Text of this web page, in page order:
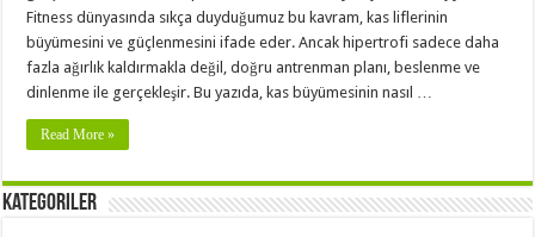
Fitness dünyasında sıkça duyduğumuz bu kavram, kas liflerinin
büyümesini ve güçlenmesini ifade eder. Ancak hipertrofi sadece daha
fazla ağırlık kaldırmakla değil, doğru antrenman planı, beslenme ve
dinlenme ile gerçekleşir. Bu yazıda, kas büyümesinin nasıl …
Read More »
Kategoriler